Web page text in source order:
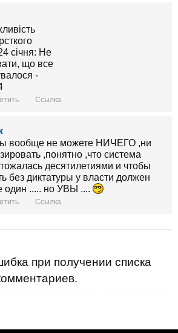
Ссылка
вообще не можете НИЧЕГО ,ни
,понятно ,что система
десятилетиями и чтобы
без диктатуры у власти должен
..... но УВЫ ....
Ссылка
при получении списка